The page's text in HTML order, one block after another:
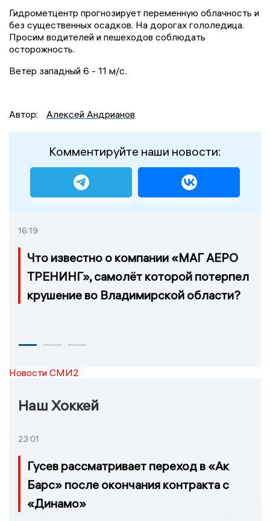
Гидрометцентр прогнозирует переменную облачность и
без существенных осадков. На дорогах гололедица.
Просим водителей и пешеходов соблюдать
осторожность.
Ветер западный 6 - 11 м/с.
Автор: Алексей Андрианов
Комментируйте наши новости:
16:19
Что известно о компании «МАГ АЕРО
ТРЕНИНГ», самолёт которой потерпел
крушение во Владимирской области?
Новости СМИ2
Наш Хоккей
23:01
Гусев рассматривает переход в «Ак
Барс» после окончания контракта с
«Динамо»